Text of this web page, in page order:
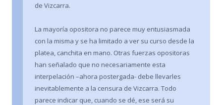
de Vizcarra.
La mayoría opositora no parece muy entusiasmada
con la misma y se ha limitado a ver su curso desde la
platea, canchita en mano. Otras fuerzas opositoras
han señalado que no necesariamente esta
interpelación –ahora postergada- debe llevarles
inevitablemente a la censura de Vizcarra. Todo
parece indicar que, cuando se dé, ese será su